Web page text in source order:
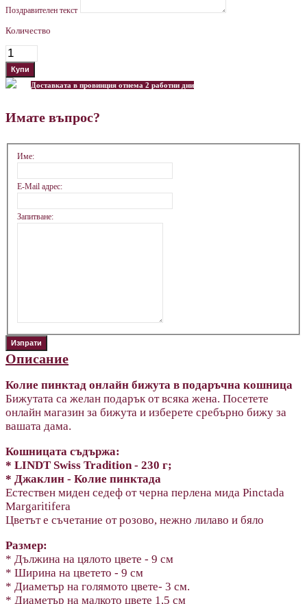
Поздравителен текст
Количество
Доставката в провинция отнема 2 работни дни
Имате въпрос?
Име:
E-Mail адрес:
Запитване:
Описание
Колие пинктад онлайн бижута в подаръчна кошница
Бижутата са желан подарък от всяка жена. Посетете
онлайн магазин за бижута и изберете сребърно бижу за
вашата дама.
Кошницата съдържа:
* LINDT Swiss Tradition - 230 г;
* Джаклин - Колие пинктада
Естествен миден седеф от черна перлена мида Pinctada
Margaritifera
Цветът е съчетание от розово, нежно лилаво и бяло
Размер:
* Дължина на цялото цвете - 9 см
* Ширина на цветето - 9 см
* Диаметър на голямото цвете- 3 см.
* Диаметър на малкото цвете 1,5 см